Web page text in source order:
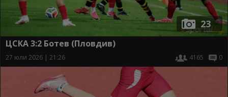
23
ЦСКА 3:2 Ботев (Пловдив)
27 юли 2026 | 21:26 4165 0